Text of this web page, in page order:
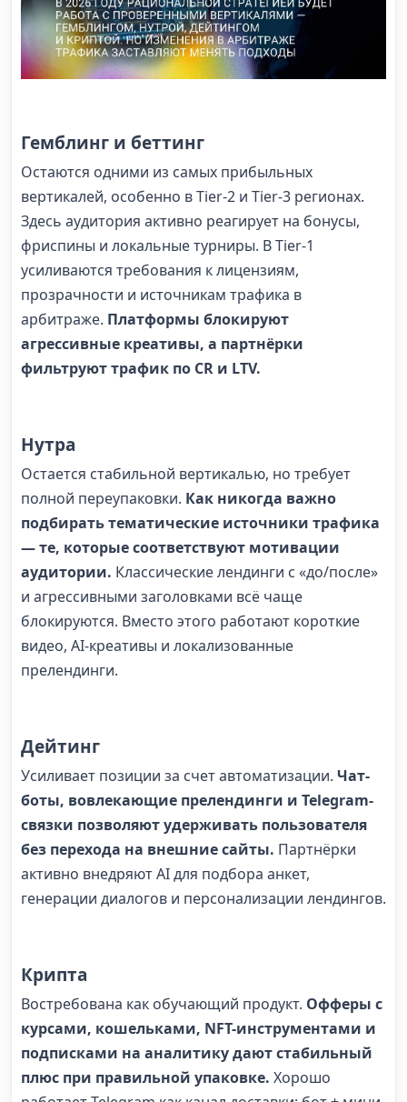
Гемблинг и беттинг
Остаются одними из самых прибыльных
вертикалей, особенно в Tier-2 и Tier-3 регионах.
Здесь аудитория активно реагирует на бонусы,
фриспины и локальные турниры. В Tier-1
усиливаются требования к лицензиям,
прозрачности и источникам трафика в
арбитраже. Платформы блокируют
агрессивные креативы, а партнёрки
фильтруют трафик по CR и LTV.
Нутра
Остается стабильной вертикалью, но требует
полной переупаковки. Как никогда важно
подбирать тематические источники трафика
— те, которые соответствуют мотивации
аудитории. Классические лендинги с «до/после»
и агрессивными заголовками всё чаще
блокируются. Вместо этого работают короткие
видео, AI-креативы и локализованные
прелендинги.
Дейтинг
Усиливает позиции за счет автоматизации. Чат-
боты, вовлекающие прелендинги и Telegram-
связки позволяют удерживать пользователя
без перехода на внешние сайты. Партнёрки
активно внедряют AI для подбора анкет,
генерации диалогов и персонализации лендингов.
Крипта
Востребована как обучающий продукт. Офферы с
курсами, кошельками, NFT-инструментами и
подписками на аналитику дают стабильный
плюс при правильной упаковке. Хорошо